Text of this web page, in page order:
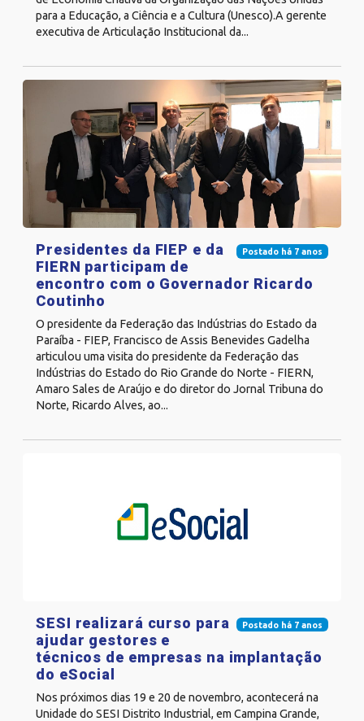
para a Educação, a Ciência e a Cultura (Unesco).A gerente
executiva de Articulação Institucional da...
Postado há 7 anos
Presidentes da FIEP e da
FIERN participam de
encontro com o Governador Ricardo
Coutinho
O presidente da Federação das Indústrias do Estado da
Paraíba - FIEP, Francisco de Assis Benevides Gadelha
articulou uma visita do presidente da Federação das
Indústrias do Estado do Rio Grande do Norte - FIERN,
Amaro Sales de Araújo e do diretor do Jornal Tribuna do
Norte, Ricardo Alves, ao...
Postado há 7 anos
SESI realizará curso para
ajudar gestores e
técnicos de empresas na implantação
do eSocial
Nos próximos dias 19 e 20 de novembro, acontecerá na
Unidade do SESI Distrito Industrial, em Campina Grande,